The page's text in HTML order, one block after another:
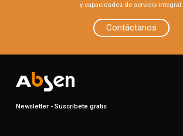
y capacidades de servicio integral.
Contáctanos
Newsletter - Suscríbete gratis